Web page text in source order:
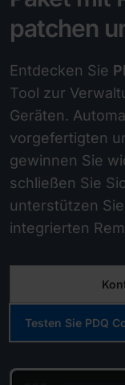
patchen
Entdecken Sie
Tool zur
Geräten.
vorgefertigten
gewinnen Sie
schließen Sie
unterstützen
integrierten
Testen Sie PDQ